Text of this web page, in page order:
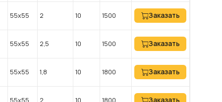
55х55 2 10 1500 Заказать
55х55 2,5 10 1500 Заказать
55х55 1,8 10 1800 Заказать
55х55 2 10 1800 Заказать